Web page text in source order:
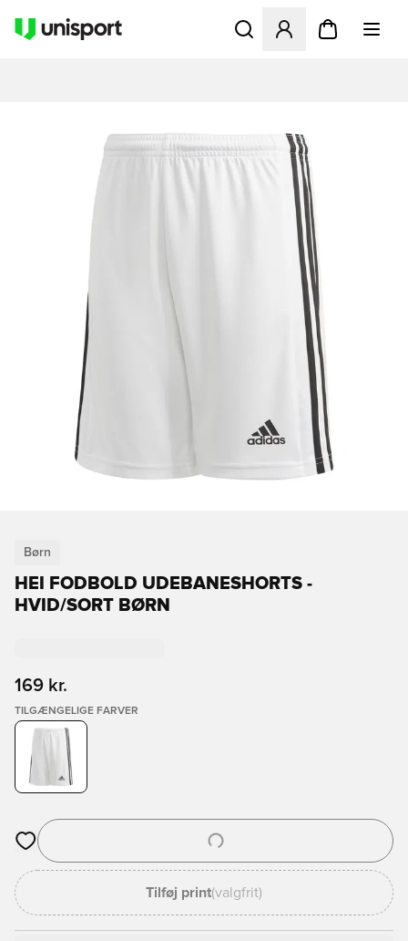
Åbner en Modal til at
Børn
HEI FODBOLD UDEBANESHORTS -
HVID/SORT BØRN
169 kr.
TILGÆNGELIGE FARVER
Åbner en Modal til at logge ind eller tilmelde dig som medlem
Tilføj print(valgfrit)